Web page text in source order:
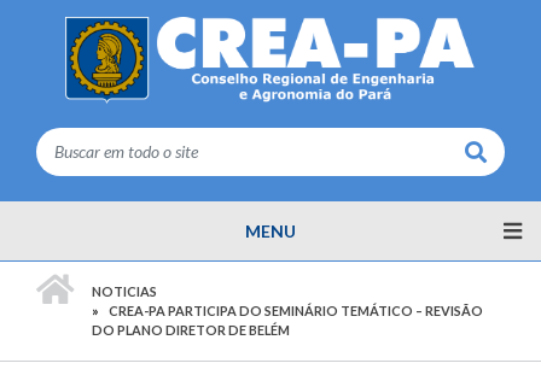
Buscar
MENU
NOTICIAS
CREA-PA PARTICIPA DO SEMINÁRIO TEMÁTICO – REVISÃO
DO PLANO DIRETOR DE BELÉM